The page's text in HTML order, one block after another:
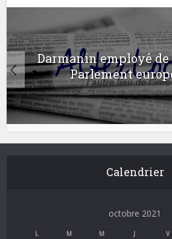
Darmanin employé
Parlement
Calendrier
octobre 2021
L M M J V